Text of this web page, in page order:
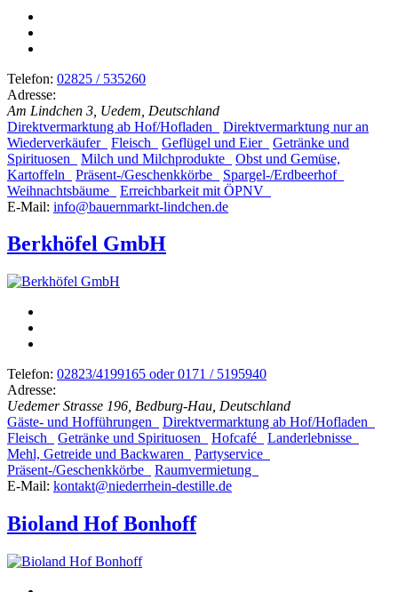
Telefon: 02825 / 535260
Adresse:
Am Lindchen 3, Uedem, Deutschland
Direktvermarktung ab Hof/Hofladen
Direktvermarktung nur an
Wiederverkäufer
Fleisch Geflügel und Eier
Getränke und
Spirituosen
Milch und Milchprodukte
Obst und Gemüse,
Kartoffeln
Präsent-/Geschenkkörbe
Spargel-/Erdbeerhof
Weihnachtsbäume
Erreichbarkeit mit ÖPNV
E-Mail: info@bauernmarkt-lindchen.de
Berkhöfel GmbH
Telefon: 02823/4199165 oder 0171 / 5195940
Adresse:
Uedemer Strasse 196, Bedburg-Hau, Deutschland
Gäste- und Hofführungen
Direktvermarktung ab Hof/Hofladen
Fleisch
Getränke und Spirituosen Hofcafé
Landerlebnisse
Mehl, Getreide und Backwaren
Partyservice
Präsent-/Geschenkkörbe
Raumvermietung
E-Mail: kontakt@niederrhein-destille.de
Bioland Hof Bonhoff